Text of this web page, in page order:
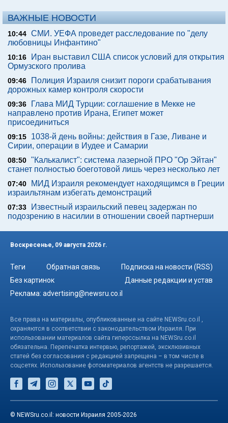
ВАЖНЫЕ НОВОСТИ
10:44 СМИ. УЕФА проведет расследование по "делу
любовницы Инфантино"
10:16
Иран выставил США список условий для открытия
Ормузского пролива
09:46
Полиция Израиля снизит пороги срабатывания
дорожных камер контроля скорости
09:36
Глава МИД Турции: соглашение в Мекке не
направлено против Ирана, Египет может
присоединиться
09:15
1038-й день войны: действия в Газе, Ливане и
Сирии, операции в Иудее и Самарии
08:50 "Калькалист": система лазерной ПРО "Ор Эйтан"
станет полностью боеготовой лишь через несколько лет
07:40
МИД Израиля рекомендует находящимся в Греции
израильтянам избегать демонстраций
07:33
Известный израильский певец задержан по
подозрению в насилии в отношении своей партнерши
Воскресенье, 09 августа 2026 г.
Теги Обратная связь
Подписка на новости (RSS)
Без картинок
Данные редакции и устав
Реклама: advertising@newsru.co.il
Все права на материалы, опубликованные на сайте NEWSru.co.il ,
охраняются в соответствии с законодательством Израиля. При
использовании материалов сайта гиперссылка на NEWSru.co.il
обязательна. Перепечатка интервью, репортажей, эксклюзивных
статей без согласования с редакцией запрещена – в том числе в
соцсетях. Использование фотоматериалов агентств не разрешается.
© NEWSru.co.il: новости Израиля 2005-2026